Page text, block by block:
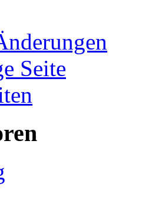
Seite